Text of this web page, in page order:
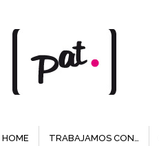
HOME TRABAJAMOS CON…